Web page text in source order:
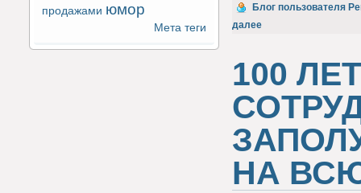
продажами юмор
Мета теги
Голос за!
Блог пользователя
далее
100 ЛЕТ
НА